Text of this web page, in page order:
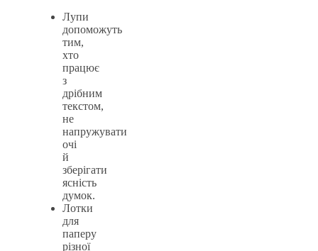
Лупи
допоможуть
тим,
хто
працює
з
дрібним
текстом,
не
напружувати
очі
й
зберігати
ясність
думок.
Лотки
для
паперу
різної